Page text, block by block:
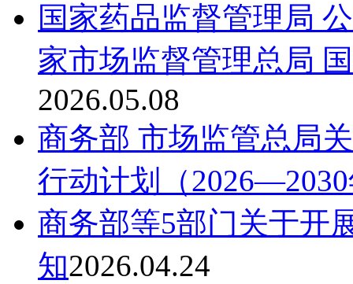
国家药品监督管理局
家市场监督管理总局
2026.05.08
商务部 市场监管总局
行动计划（
商务部等5部门关于开
知2026.04.24